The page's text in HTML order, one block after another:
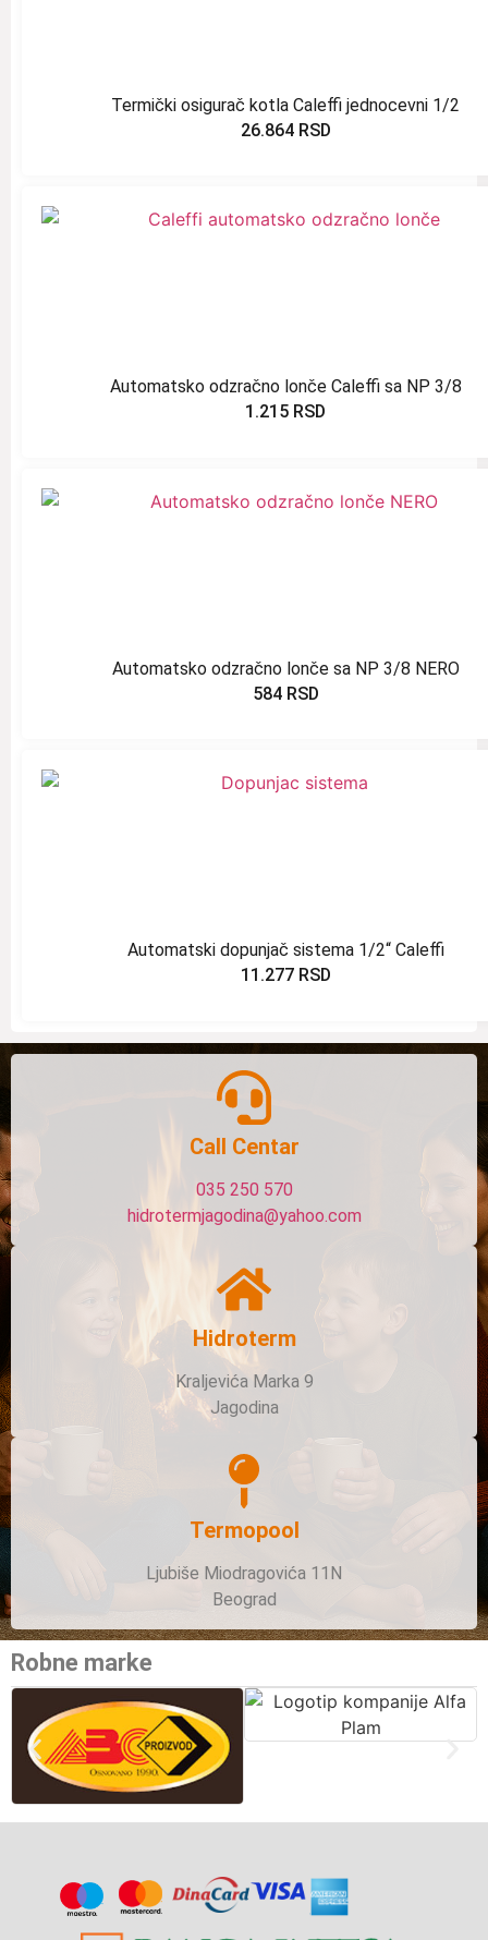
Termički osigurač kotla Caleffi jednocevni 1/2
26.864 RSD
Automatsko odzračno lonče Caleffi sa NP 3/8
1.215 RSD
Automatsko odzračno lonče sa NP 3/8 NERO
584 RSD
Automatski dopunjač sistema 1/2“ Caleffi
11.277 RSD
Call Centar
035 250 570
hidrotermjagodina@yahoo.com
Hidroterm
Kraljevića Marka 9
Jagodina
Termopool
Ljubiše Miodragovića 11N
Beograd
Robne marke